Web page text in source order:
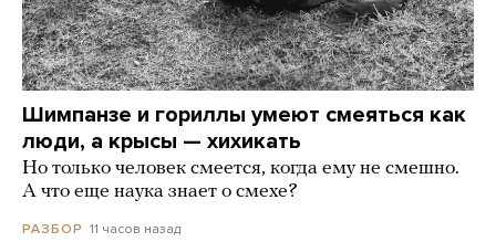
Шимпанзе и гориллы умеют смеяться как
люди, а крысы — хихикать
Но только человек смеется, когда ему не смешно.
А что еще наука знает о смехе?
РАЗБОР 11 часов назад